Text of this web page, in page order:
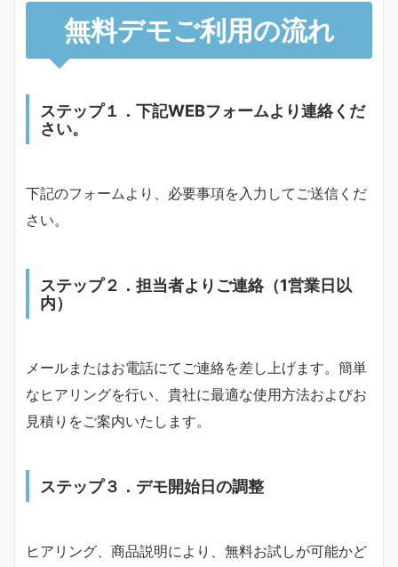
無料デモご利用の流れ
ステップ１．下記WEBフォームより連絡くだ
さい。
下記のフォームより、必要事項を入力してご送信くだ
さい。
ステップ２．担当者よりご連絡（1営業日以
内）
メールまたはお電話にてご連絡を差し上げます。簡単
なヒアリングを行い、貴社に最適な使用方法およびお
見積りをご案内いたします。
ステップ３． デモ開始日の調整
ヒアリング、商品説明により、無料お試しが可能かど